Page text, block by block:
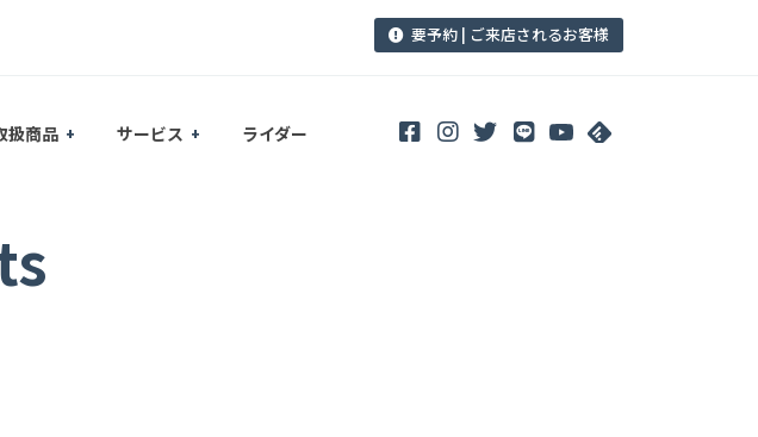
要予約 | ご来店されるお客様
扱商品 サービス ライダー